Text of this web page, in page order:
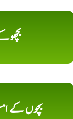
بچوں کے